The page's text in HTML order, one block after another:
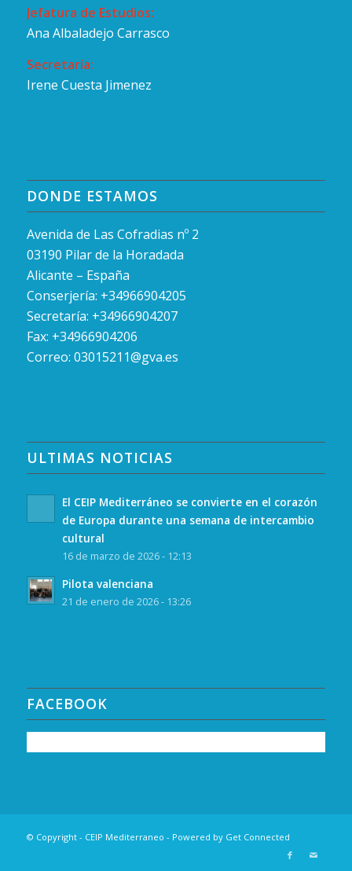
Jefatura de Estudios:
Ana Albaladejo Carrasco
Secretaría:
Irene Cuesta Jimenez
DONDE ESTAMOS
Avenida de Las Cofradias nº 2
03190 Pilar de la Horadada
Alicante – España
Conserjería: +34966904205
Secretaría: +34966904207
Fax: +34966904206
Correo: 03015211@gva.es
ULTIMAS NOTICIAS
El CEIP Mediterráneo se convierte en el corazón
de Europa durante una semana de intercambio
cultural
16 de marzo de 2026 - 12:13
Pilota valenciana
21 de enero de 2026 - 13:26
FACEBOOK
© Copyright - CEIP Mediterraneo - Powered by Get Connected